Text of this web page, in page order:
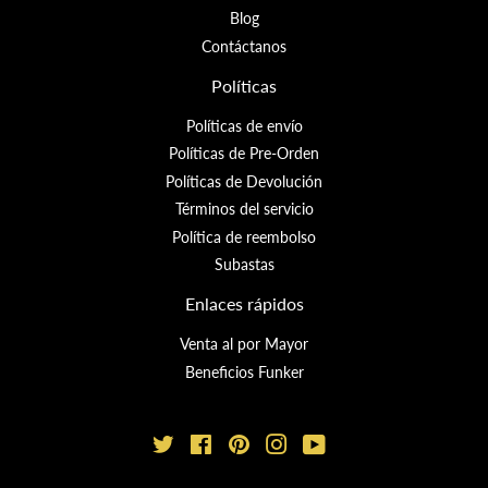
Blog
Contáctanos
Políticas
Políticas de envío
Políticas de Pre-Orden
Políticas de Devolución
Términos del servicio
Política de reembolso
Subastas
Enlaces rápidos
Venta al por Mayor
Beneficios Funker
Twitter FacebookPinterestInstagram